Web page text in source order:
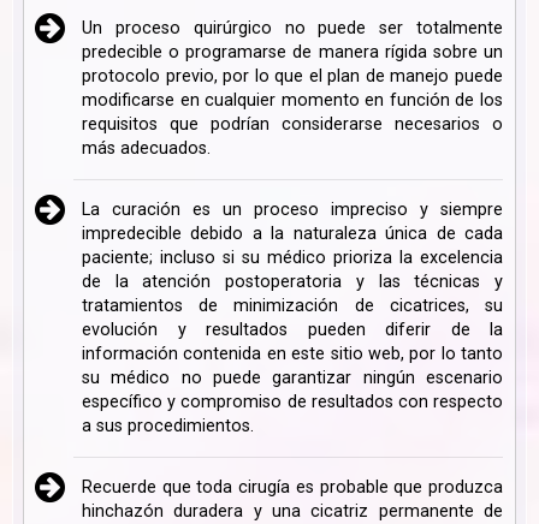
Un proceso quirúrgico no puede ser totalmente
predecible o programarse de manera rígida sobre un
protocolo previo, por lo que el plan de manejo puede
modificarse en cualquier momento en función de los
requisitos que podrían considerarse necesarios o
más adecuados.
La curación es un proceso impreciso y siempre
impredecible debido a la naturaleza única de cada
paciente; incluso si su médico prioriza la excelencia
de la atención postoperatoria y las técnicas y
tratamientos de minimización de cicatrices, su
evolución y resultados pueden diferir de la
información contenida en este sitio web, por lo tanto
su médico no puede garantizar ningún escenario
específico y compromiso de resultados con respecto
a sus procedimientos.
Recuerde que toda cirugía es probable que produzca
hinchazón duradera y una cicatriz permanente de